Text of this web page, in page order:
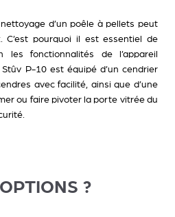
d’un poêle à pellets peut
C’est pourquoi il est essentiel de
les fonctionnalités de l’appareil
P-10 est équipé d’un cendrier
avec facilité, ainsi que d’une
ou faire pivoter la porte vitrée du
?